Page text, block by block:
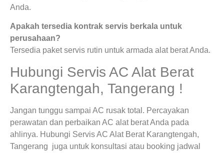
Anda.
Apakah tersedia kontrak servis berkala untuk
perusahaan?
Tersedia paket servis rutin untuk armada alat berat Anda.
Hubungi Servis AC Alat Berat
Karangtengah, Tangerang !
Jangan tunggu sampai AC rusak total. Percayakan
perawatan dan perbaikan AC alat berat Anda pada
ahlinya. Hubungi Servis AC Alat Berat Karangtengah,
Tangerang juga untuk konsultasi atau booking jadwal